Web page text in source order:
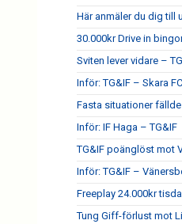
Här anmäler du dig till
30.000kr Drive in
Sviten lever vidare –
Inför: TG&IF – Skara FC
Fasta situationer
Inför: IF Haga – TG&IF
TG&IF poänglöst mot
Inför: TG&IF –
Freeplay 24.000kr
Tung Giff-förlust mot